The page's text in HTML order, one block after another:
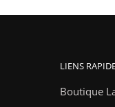
LIENS
Boutique